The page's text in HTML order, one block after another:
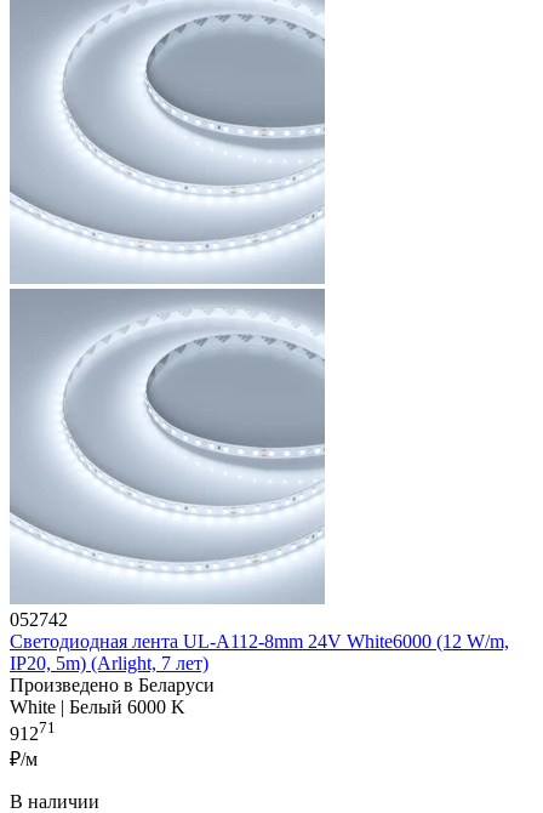
052742
Светодиодная лента UL-A112-8mm 24V White6000 (12 W/m,
IP20, 5m) (Arlight, 7 лет)
Произведено в Беларуси
White | Белый 6000 K
91271
₽/м
В наличии